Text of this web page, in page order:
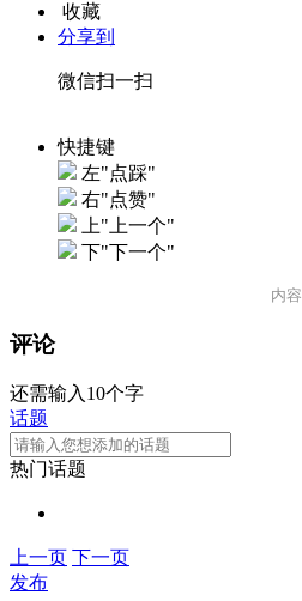
收藏
分享到
微信扫一扫
快捷键
左"点踩"
右"点赞"
上"上一个"
下"下一个"
内
评论
还需输入10个字
话题
热门话题
上一页 下一页
发布